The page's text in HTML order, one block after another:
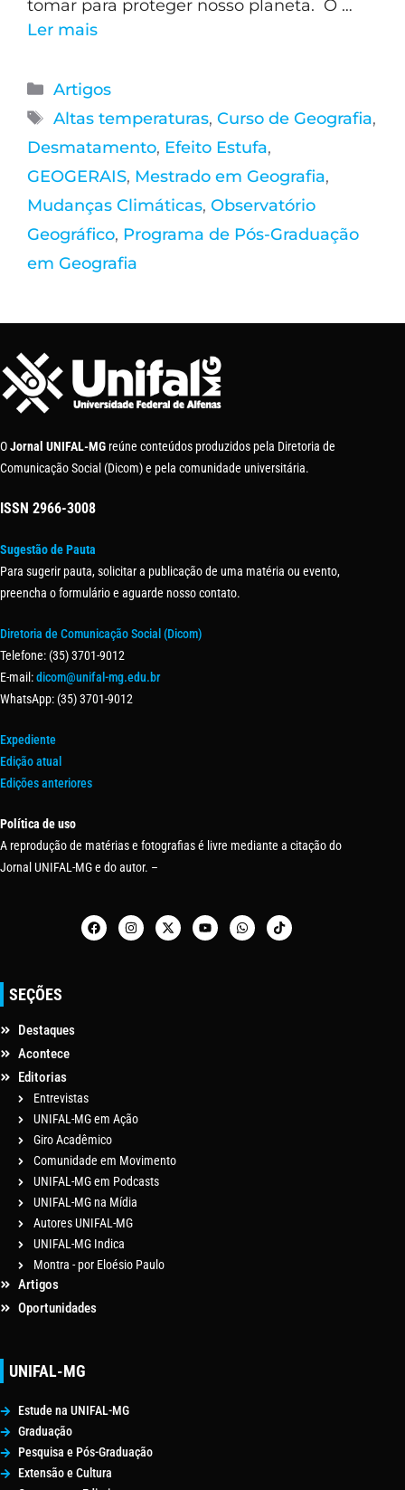
tomar para proteger nosso planeta. O …
Ler mais
Artigos
Altas temperaturas, Curso de Geografia,
Desmatamento, Efeito Estufa,
GEOGERAIS, Mestrado em Geografia,
Mudanças Climáticas, Observatório
Geográfico, Programa de Pós-Graduação
em Geografia
OJornal UNIFAL-MG reúne conteúdos produzidos pela Diretoria de
Comunicação Social (Dicom) e pela comunidade universitária.
ISSN 2966-3008
Sugestão de Pauta
Para sugerir pauta, solicitar a publicação de uma matéria ou evento,
preencha o formulário e aguarde nosso contato.
Diretoria de Comunicação Social (Dicom)
Telefone: (35) 3701-9012
E-mail:dicom@unifal-mg.edu.br
WhatsApp: (35) 3701-9012
Expediente
Edição atual
Edições anteriores
Política de uso
A reprodução de matérias e fotografias é livre mediante a citação do
Jornal UNIFAL-MG e do autor. –
SEÇÕES
Destaques
Acontece
Editorias
Entrevistas
UNIFAL-MG em Ação
Giro Acadêmico
Comunidade em Movimento
UNIFAL-MG em Podcasts
UNIFAL-MG na Mídia
Autores UNIFAL-MG
UNIFAL-MG Indica
Montra - por Eloésio Paulo
Artigos
Oportunidades
UNIFAL-MG
Estude na UNIFAL-MG
Graduação
Pesquisa e Pós-Graduação
Extensão e Cultura